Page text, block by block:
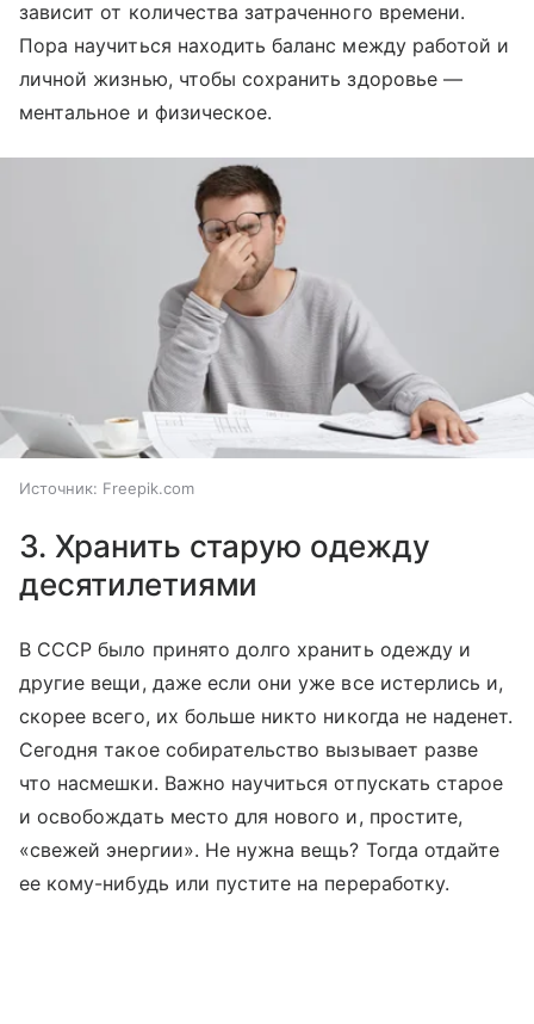
зависит от количества затраченного времени.
Пора научиться находить баланс между работой и
личной жизнью, чтобы сохранить здоровье —
ментальное и физическое.
Источник: Freepik.com
3. Хранить старую одежду
десятилетиями
В СССР было принято долго хранить одежду и
другие вещи, даже если они уже все истерлись и,
скорее всего, их больше никто никогда не наденет.
Сегодня такое собирательство вызывает разве
что насмешки. Важно научиться отпускать старое
и освобождать место для нового и, простите,
«свежей энергии». Не нужна вещь? Тогда отдайте
ее кому-нибудь или пустите на переработку.